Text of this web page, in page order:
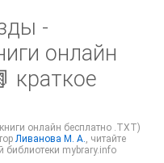
-
онлайн
краткое
онлайн бесплатно .TXT)
Ливанова М. А., читайте
библиотеки mybrary.info